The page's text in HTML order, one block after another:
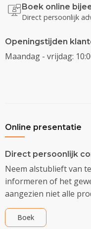
Boek online
Direct persoonlijk
Openingstijden
Maandag - vrijdag:
Online presentatie
Direct persoonlijk
Neem alstublieft van
informeren of het
aangezien niet alle
Boek